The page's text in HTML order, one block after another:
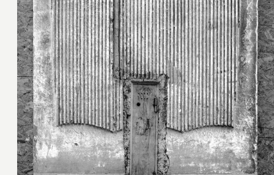
28. Oktober 2022